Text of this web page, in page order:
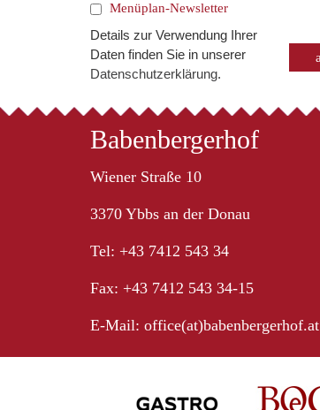
Menüplan-Newsletter
Details zur Verwendung Ihrer
Daten finden Sie in unserer
Datenschutzerklärung.
Babenbergerhof
Wiener Straße 10
3370 Ybbs an der Donau
Tel: +43 7412 543 34
Fax: +43 7412 543 34-15
E-Mail: office(at)babenbergerhof.at